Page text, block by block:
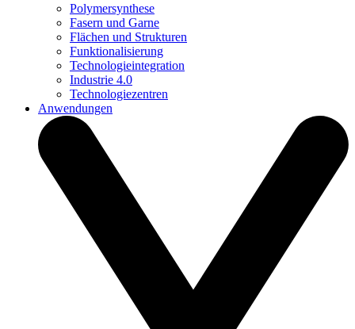
Polymersynthese
Fasern und Garne
Flächen und Strukturen
Funktionalisierung
Technologieintegration
Industrie 4.0
Technologiezentren
Anwendungen